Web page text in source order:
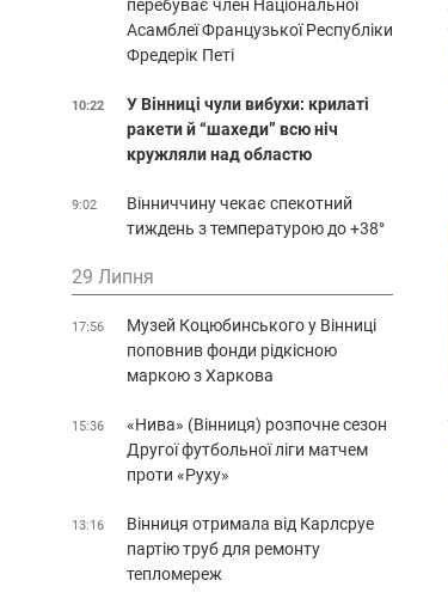
перебуває член Національної
Асамблеї Французької Республіки
Фредерік Петі
10:22
У Вінниці чули вибухи: крилаті
ракети й “шахеди” всю ніч
кружляли над областю
9:02
Вінниччину чекає спекотний
тиждень з температурою до +38°
29 Липня
17:56
Музей Коцюбинського у Вінниці
поповнив фонди рідкісною
маркою з Харкова
15:36
«Нива» (Вінниця) розпочне сезон
Другої футбольної ліги матчем
проти «Руху»
13:16
Вінниця отримала від Карлсруе
партію труб для ремонту
тепломереж